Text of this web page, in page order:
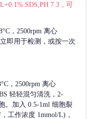
SDS,PH 7.3，可
，2500rpm 离心
即用于检测，或按一次
，2500rpm 离心
轻轻混匀清洗，2-
。加入 0.5-1ml 细胞裂
工作浓度 1mmol/L)，